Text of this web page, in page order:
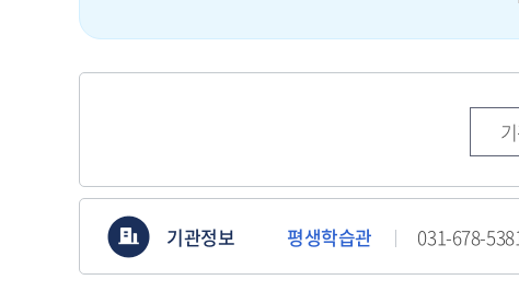
기관정보 평생학습관 031-678-